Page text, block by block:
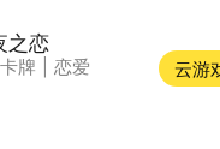
之恋
卡牌
恋爱
云游